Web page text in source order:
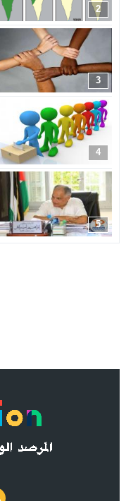
2
3
4
5